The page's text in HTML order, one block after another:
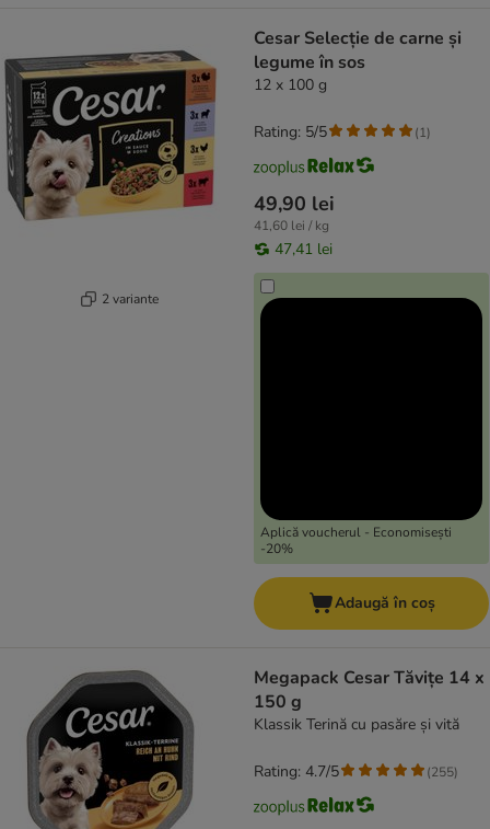
2 variante
Cesar Selecție de carne și
legume în sos
12 x 100 g
49,90 lei
41,60 lei / kg
47,41 lei
Aplică voucherul - Economisești
-20%
Rating: 5/5 (1)
Adaugă în coș
Megapack Cesar Tăvițe 14 x
150 g
Klassik Terină cu pasăre și vită
Rating: 4.7/5 (255)